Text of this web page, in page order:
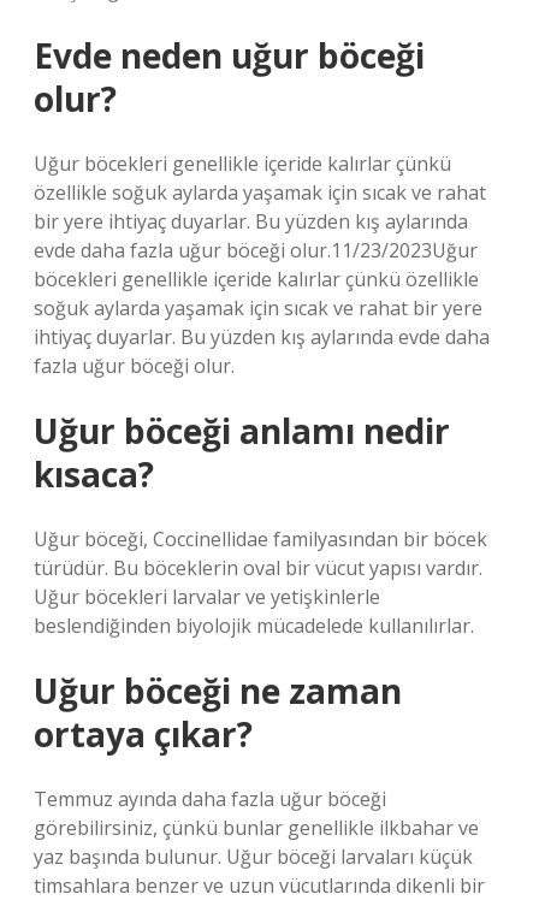
Evde neden uğur böceği
olur?
Uğur böcekleri genellikle içeride kalırlar çünkü
özellikle soğuk aylarda yaşamak için sıcak ve rahat
bir yere ihtiyaç duyarlar. Bu yüzden kış aylarında
evde daha fazla uğur böceği olur.11/23/2023Uğur
böcekleri genellikle içeride kalırlar çünkü özellikle
soğuk aylarda yaşamak için sıcak ve rahat bir yere
ihtiyaç duyarlar. Bu yüzden kış aylarında evde daha
fazla uğur böceği olur.
Uğur böceği anlamı nedir
kısaca?
Uğur böceği, Coccinellidae familyasından bir böcek
türüdür. Bu böceklerin oval bir vücut yapısı vardır.
Uğur böcekleri larvalar ve yetişkinlerle
beslendiğinden biyolojik mücadelede kullanılırlar.
Uğur böceği ne zaman
ortaya çıkar?
Temmuz ayında daha fazla uğur böceği
görebilirsiniz, çünkü bunlar genellikle ilkbahar ve
yaz başında bulunur. Uğur böceği larvaları küçük
timsahlara benzer ve uzun vücutlarında dikenli bir